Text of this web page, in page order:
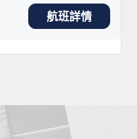
航班詳情